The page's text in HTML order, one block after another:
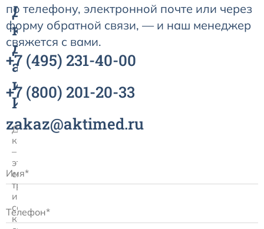
Дыхательные
контуры
для
анестезии
и
ИВЛ
Дыхательные
контуры
–
это
система
трубок
и
соединителей,
которая
по телефону, электронной почте или через
форму обратной связи, — и наш менеджер
свяжется с вами.
+7 (495) 231-40-00
+7 (800) 201-20-33
zakaz@aktimed.ru